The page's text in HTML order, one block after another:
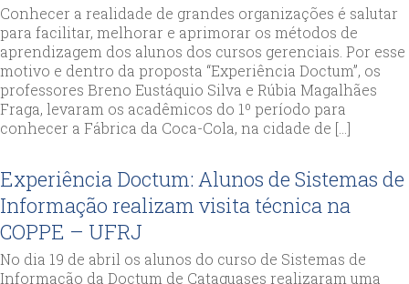
Conhecer a realidade de grandes organizações é salutar
para facilitar, melhorar e aprimorar os métodos de
aprendizagem dos alunos dos cursos gerenciais. Por esse
motivo e dentro da proposta “Experiência Doctum”, os
professores Breno Eustáquio Silva e Rúbia Magalhães
Fraga, levaram os acadêmicos do 1º período para
conhecer a Fábrica da Coca-Cola, na cidade de […]
Experiência Doctum: Alunos de Sistemas de
Informação realizam visita técnica na
COPPE – UFRJ
No dia 19 de abril os alunos do curso de Sistemas de
Informação da Doctum de Cataguases realizaram uma